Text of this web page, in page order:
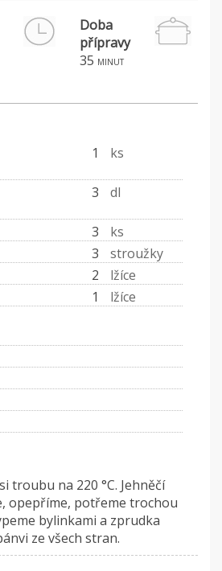
Doba
přípravy
35 minut
1
ks
3
dl
3
ks
3
stroužky
2
lžíce
1
lžíce
troubu na 220 °C. Jehněčí
opepříme, potřeme trochou
bylinkami a zprudka
ze všech stran.